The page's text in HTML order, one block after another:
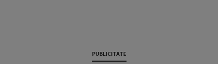
PUBLICITATE